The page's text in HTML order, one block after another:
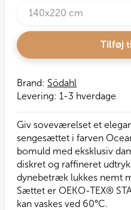
Brand: Södahl
Levering: 1-3 hverdage
Giv soveværelset et
sengesættet i farven
bomuld med eksklusiv
diskret og raffineret
dynebetræk lukkes nemt
Sættet er OEKO-TEX®
kan vaskes ved 60°C.
Tilføj